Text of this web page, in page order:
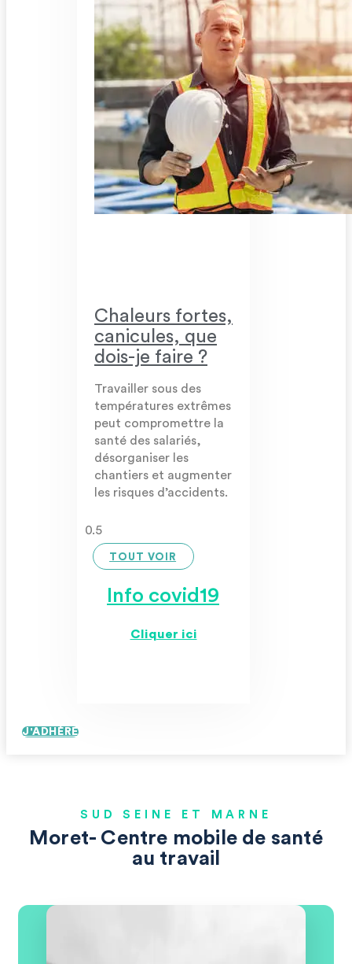
Chaleurs fortes,
canicules, que
dois-je faire ?
Travailler sous des
températures extrêmes
peut compromettre la
santé des salariés,
désorganiser les
chantiers et augmenter
les risques d’accidents.
TOUT VOIR
Info covid19
Cliquer ici
J'ADHÈRE
SUD SEINE ET MARNE
Moret- Centre mobile de santé
au travail